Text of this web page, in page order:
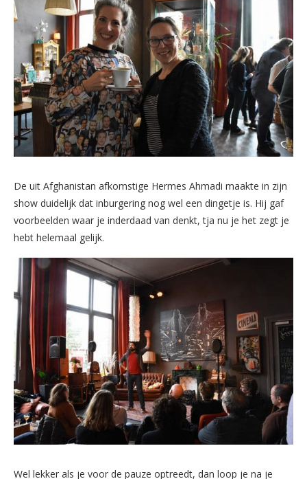
De uit Afghanistan afkomstige Hermes Ahmadi maakte in zijn
show duidelijk dat inburgering nog wel een dingetje is. Hij gaf
voorbeelden waar je inderdaad van denkt, tja nu je het zegt je
hebt helemaal gelijk.
Wel lekker als je voor de pauze optreedt, dan loop je na je